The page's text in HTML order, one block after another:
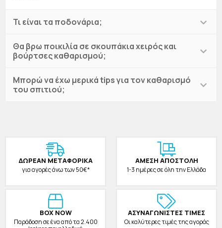
Τι είναι τα ποδονάρια;
Θα βρω ποικιλία σε σκουπάκια χειρός και
βούρτσες καθαρισμού;
Μπορώ να έχω μερικά tips για τον καθαρισμό
του σπιτιού;
ΔΩΡΕAΝ ΜΕΤΑΦΟΡΙΚΑ
για αγορές άνω των 50€*
ΑΜΕΣΗ ΑΠΟΣΤΟΛΗ
1-3 ημέρες σε όλη την Ελλάδα
BOX NOW
Παράδοση σε ένα από τα 2.400
ΑΣΥΝΑΓΩΝΙΣΤΕΣ ΤΙΜΕΣ
Οι καλύτερες τιμές της αγοράς